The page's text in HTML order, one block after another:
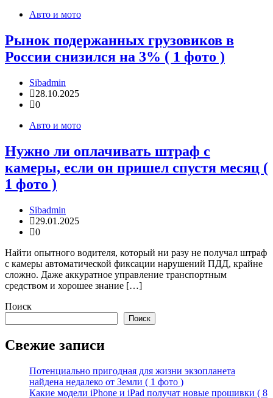
Авто и мото
Рынок подержанных грузовиков в
России снизился на 3% ( 1 фото )
Sibadmin
28.10.2025
0
Авто и мото
Нужно ли оплачивать штраф с
камеры, если он пришел спустя месяц (
1 фото )
Sibadmin
29.01.2025
0
Найти опытного водителя, который ни разу не получал штраф
с камеры автоматической фиксации нарушений ПДД, крайне
сложно. Даже аккуратное управление транспортным
средством и хорошее знание […]
Поиск
Поиск
Свежие записи
Потенциально пригодная для жизни экзопланета
найдена недалеко от Земли ( 1 фото )
Какие модели iPhone и iPad получат новые прошивки ( 8